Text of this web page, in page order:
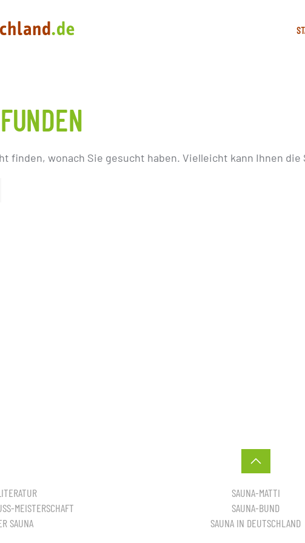
finden, wonach Sie gesucht haben. Vielleicht kann Ihnen
MEISTERSCHAFT
SAUNA
SAUNA-MATTI
SAUNA-BUND
SAUNA IN DEUTSCHLAND